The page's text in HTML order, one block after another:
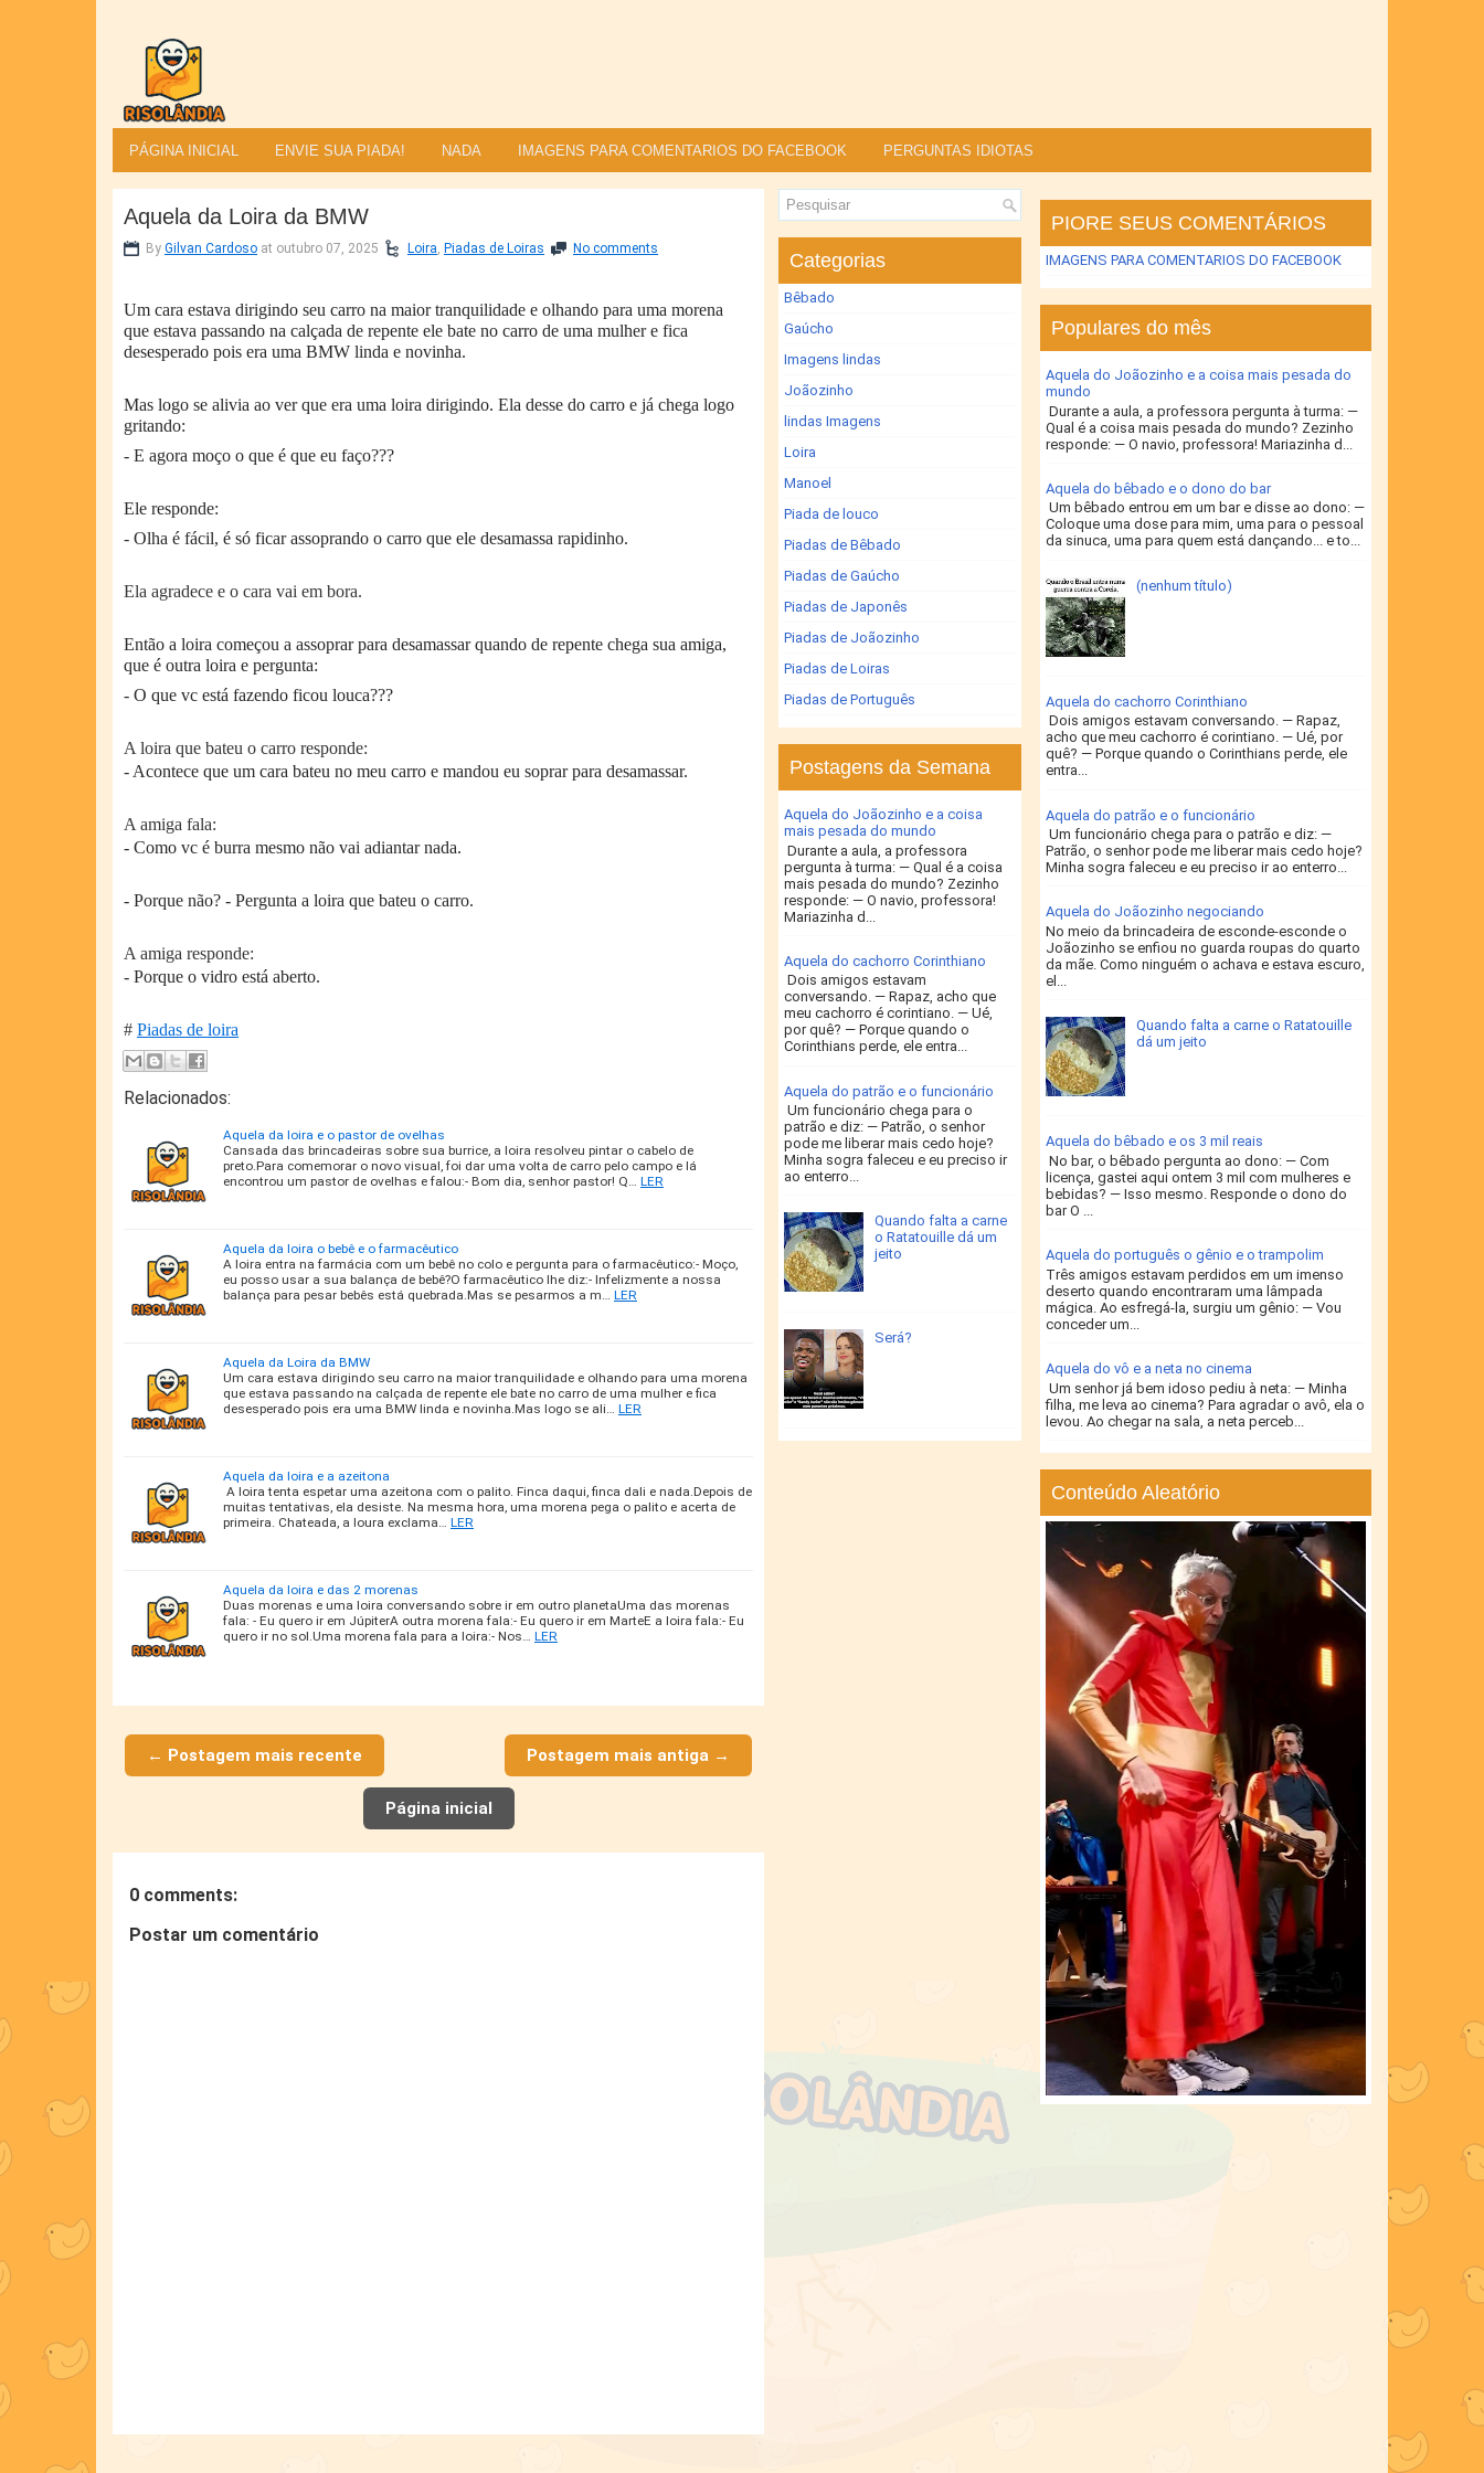
PÁGINA INICIAL ENVIE SUA PIADA! NADA IMAGENS PARA COMENTARIOS DO FACEBOOK PERGUNTAS IDIOTAS
Aquela da Loira da BMW
By Gilvan Cardoso at outubro 07, 2025 Loira, Piadas de Loiras No comments
Um cara estava dirigindo seu carro na maior tranquilidade e olhando para uma morena
que estava passando na calçada de repente ele bate no carro de uma mulher e fica
desesperado pois era uma BMW linda e novinha.
Mas logo se alivia ao ver que era uma loira dirigindo. Ela desse do carro e já chega logo
gritando:
- E agora moço o que é que eu faço???
Ele responde:
- Olha é fácil, é só ficar assoprando o carro que ele desamassa rapidinho.
Ela agradece e o cara vai em bora.
Então a loira começou a assoprar para desamassar quando de repente chega sua amiga,
que é outra loira e pergunta:
- O que vc está fazendo ficou louca???
A loira que bateu o carro responde:
- Acontece que um cara bateu no meu carro e mandou eu soprar para desamassar.
A amiga fala:
- Como vc é burra mesmo não vai adiantar nada.
- Porque não? - Pergunta a loira que bateu o carro.
A amiga responde:
- Porque o vidro está aberto.
# Piadas de loira
Relacionados:
Aquela da loira e o pastor de ovelhas
Cansada das brincadeiras sobre sua burrice, a loira resolveu pintar o cabelo de
preto.Para comemorar o novo visual, foi dar uma volta de carro pelo campo e lá
encontrou um pastor de ovelhas e falou:- Bom dia, senhor pastor! Q…
LER
Aquela da loira o bebê e o farmacêutico
A loira entra na farmácia com um bebê no colo e pergunta para o farmacêutico:- Moço,
eu posso usar a sua balança de bebê?O farmacêutico lhe diz:- Infelizmente a nossa
balança para pesar bebês está quebrada.Mas se pesarmos a m…
LER
Aquela da Loira da BMW
Um cara estava dirigindo seu carro na maior tranquilidade e olhando para uma morena
que estava passando na calçada de repente ele bate no carro de uma mulher e fica
desesperado pois era uma BMW linda e novinha.Mas logo se ali…
LER
Aquela da loira e a azeitona
A loira tenta espetar uma azeitona com o palito. Finca daqui, finca dali e nada.Depois de
muitas tentativas, ela desiste. Na mesma hora, uma morena pega o palito e acerta de
primeira. Chateada, a loura exclama…
LER
Aquela da loira e das 2 morenas
Duas morenas e uma loira conversando sobre ir em outro planetaUma das morenas
fala: - Eu quero ir em JúpiterA outra morena fala:- Eu quero ir em MarteE a loira fala:- Eu
quero ir no sol.Uma morena fala para a loira:- Nos…
LER
← Postagem mais recente Postagem mais antiga →
Página inicial
0 comments:
Postar um comentário
Categorias
Bêbado
Gaúcho
Imagens lindas
Joãozinho
lindas Imagens
Loira
Manoel
Piada de louco
Piadas de Bêbado
Piadas de Gaúcho
Piadas de Japonês
Piadas de Joãozinho
Piadas de Loiras
Piadas de Português
Postagens da Semana
Aquela do Joãozinho e a coisa
mais pesada do mundo
Durante a aula, a professora
pergunta à turma: — Qual é a coisa
mais pesada do mundo? Zezinho
responde: — O navio, professora!
Mariazinha d...
Aquela do cachorro Corinthiano
Dois amigos estavam
conversando. — Rapaz, acho que
meu cachorro é corintiano. — Ué,
por quê? — Porque quando o
Corinthians perde, ele entra...
Aquela do patrão e o funcionário
Um funcionário chega para o
patrão e diz: — Patrão, o senhor
pode me liberar mais cedo hoje?
Minha sogra faleceu e eu preciso ir
ao enterro...
Quando falta a carne
o Ratatouille dá um
jeito
Será?
PIORE SEUS COMENTÁRIOS
IMAGENS PARA COMENTARIOS DO FACEBOOK
Populares do mês
Aquela do Joãozinho e a coisa mais pesada do
mundo
Durante a aula, a professora pergunta à turma: —
Qual é a coisa mais pesada do mundo? Zezinho
responde: — O navio, professora! Mariazinha d...
Aquela do bêbado e o dono do bar
Um bêbado entrou em um bar e disse ao dono: —
Coloque uma dose para mim, uma para o pessoal
da sinuca, uma para quem está dançando... e to...
(nenhum título)
Aquela do cachorro Corinthiano
Dois amigos estavam conversando. — Rapaz,
acho que meu cachorro é corintiano. — Ué, por
quê? — Porque quando o Corinthians perde, ele
entra...
Aquela do patrão e o funcionário
Um funcionário chega para o patrão e diz: —
Patrão, o senhor pode me liberar mais cedo hoje?
Minha sogra faleceu e eu preciso ir ao enterro...
Aquela do Joãozinho negociando
No meio da brincadeira de esconde-esconde o
Joãozinho se enfiou no guarda roupas do quarto
da mãe. Como ninguém o achava e estava escuro,
el...
Quando falta a carne o Ratatouille
dá um jeito
Aquela do bêbado e os 3 mil reais
No bar, o bêbado pergunta ao dono: — Com
licença, gastei aqui ontem 3 mil com mulheres e
bebidas? — Isso mesmo. Responde o dono do
bar O ...
Aquela do português o gênio e o trampolim
Três amigos estavam perdidos em um imenso
deserto quando encontraram uma lâmpada
mágica. Ao esfregá-la, surgiu um gênio: — Vou
conceder um...
Aquela do vô e a neta no cinema
Um senhor já bem idoso pediu à neta: — Minha
filha, me leva ao cinema? Para agradar o avô, ela o
levou. Ao chegar na sala, a neta perceb...
Conteúdo Aleatório